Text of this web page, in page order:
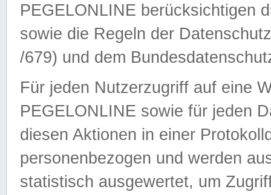
PEGELONLINE berücksichtigen
sowie die Regeln der
/679) und dem
Für jeden Nutzerzugriff auf eine
PEGELONLINE sowie für jeden
diesen Aktionen in einer
personenbezogen und werden
statistisch ausgewertet, um